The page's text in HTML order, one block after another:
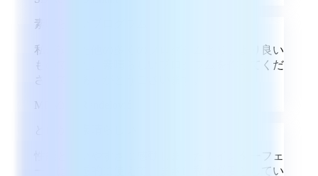
素晴らしいプログラム
私が試した他の多くのプログラムより、より良い
ものでした。素晴らしいプログラムを作ってくだ
性能と使いやすさに感動しました！インターフェ
ースは直感的に使えて、まさに私が必要としてい